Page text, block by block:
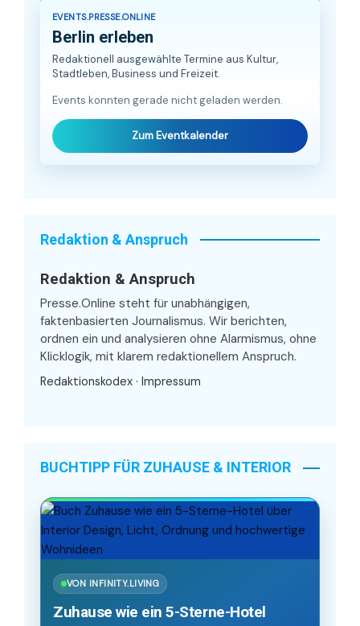
EVENTS.PRESSE.ONLINE
Berlin erleben
Redaktionell ausgewählte Termine aus Kultur,
Stadtleben, Business und Freizeit.
Events konnten gerade nicht geladen werden.
Zum Eventkalender
Redaktion & Anspruch
Redaktion & Anspruch
Presse.Online steht für unabhängigen,
faktenbasierten Journalismus. Wir berichten,
ordnen ein und analysieren ohne Alarmismus, ohne
Klicklogik, mit klarem redaktionellem Anspruch.
Redaktionskodex · Impressum
BUCHTIPP FÜR ZUHAUSE & INTERIOR
VON INFINITY.LIVING
Zuhause wie ein 5-Sterne-Hotel